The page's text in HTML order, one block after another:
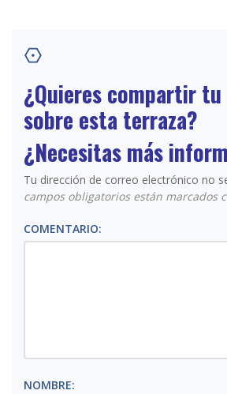
¿Quieres compartir
sobre esta terraza?
¿Necesitas más
Tu dirección de correo electrónico no
campos obligatorios están marcados
COMENTARIO:
NOMBRE: